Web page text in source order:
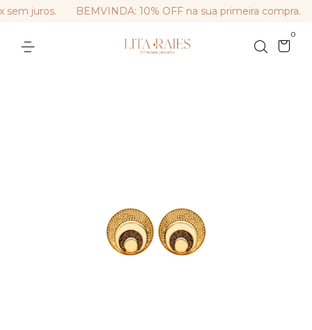
juros. BEMVINDA: 10% OFF na sua primeira compra.
0